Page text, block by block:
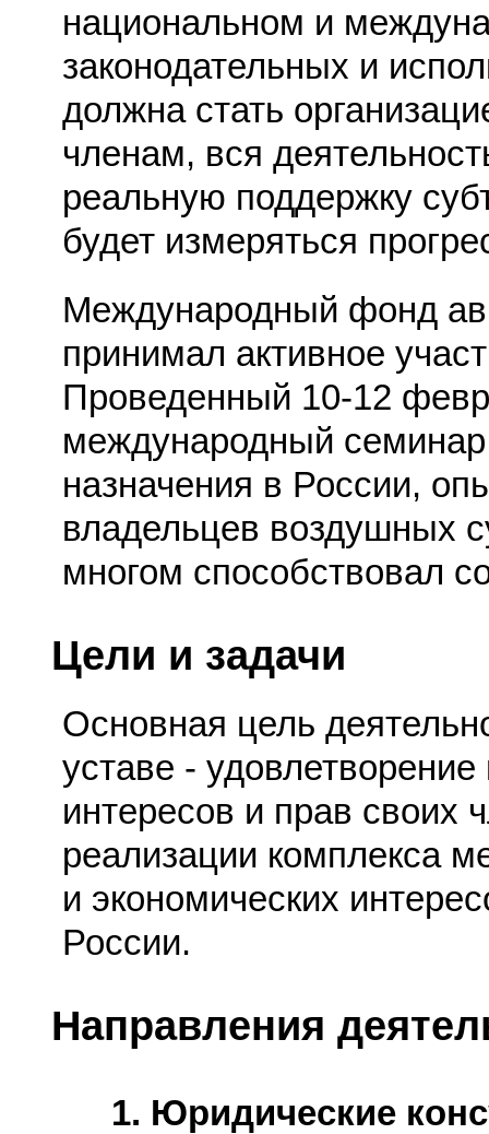
национальном и
законодательных и
должна стать
членам, вся
реальную поддержку
будет измеряться
Международный фонд
принимал активное
Проведенный 10-12
международный
назначения в России,
владельцев воздушных
многом способствовал
Цели и задачи
Основная цель
уставе -
интересов и прав своих
реализации комплекса
и экономических
России.
Направления
1. Юридические